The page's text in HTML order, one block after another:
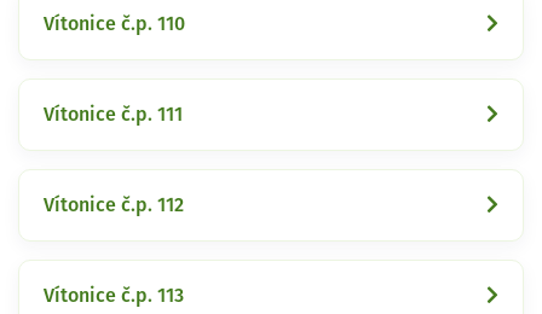
Vítonice č.p. 110
Vítonice č.p. 111
Vítonice č.p. 112
Vítonice č.p. 113